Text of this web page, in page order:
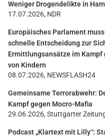
Weniger Drogendelikte in
17.07.2026, NDR
Europäisches Parlament
schnelle Entscheidung zur
Ermittlungsansätze im
von Kindern
08.07.2026, NEWSFLASH24
Gemeinsame Terrorabwehr:
Kampf gegen Mocro-Mafia
29.06.2026, Stuttgarter
Podcast „Klartext mit Lilly“: